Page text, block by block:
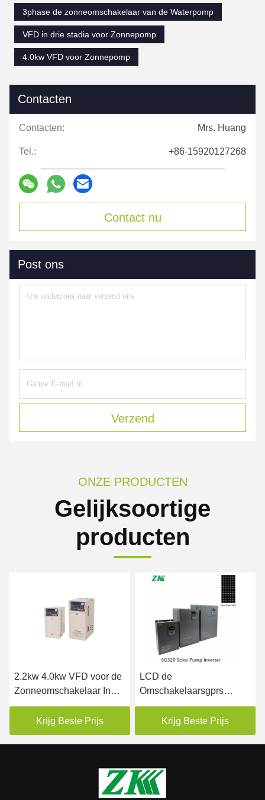
3phase de zonneomschakelaar van de Waterpomp
VFD in drie stadia voor Zonnepomp
4.0kw VFD voor Zonnepomp
Contacten
Contacten: Mrs. Huang
Tel.: +86-15920127268
Contact nu
Post ons
Verzend
ONZE PRODUCTEN
Gelijksoortige
producten
2.2kw 4.0kw VFD voor de
Zonneomschakelaar In
drie stadia van de
Pompip20 Zonnepomp
Krijg Beste Prijs
LCD de
Omschakelaarsgprs
Afstandsbediening van de
het Scherm480vac MPPT
VFD Zonnepomp
Krijg Beste Prijs